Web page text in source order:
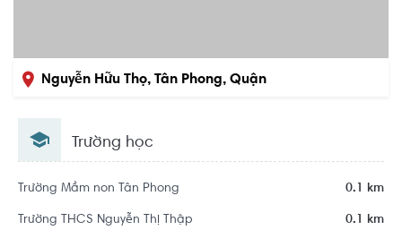
Nguyễn Hữu Thọ, Tân Phong, Quận
Trường học
Trường Mầm non Tân Phong 0.1 km
Trường THCS Nguyễn Thị Thập 0.1 km